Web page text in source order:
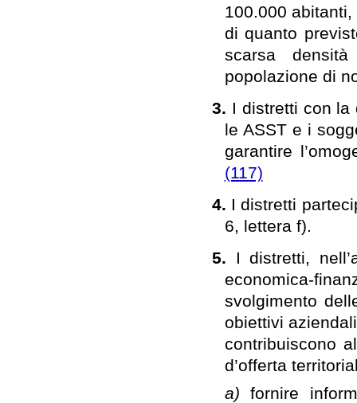
100.000
di quanto
scarsa
popolazione di
3. I distretti con la
le ASST e i
garantire
(117)
4. I distretti
6, lettera f).
5. I distretti,
economica-
svolgimento
obiettivi
contribuiscono
d’offerta
a)fornire